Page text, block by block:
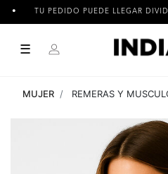
TU PEDIDO PUEDE LLEGAR
☰
MUJER REMERAS Y